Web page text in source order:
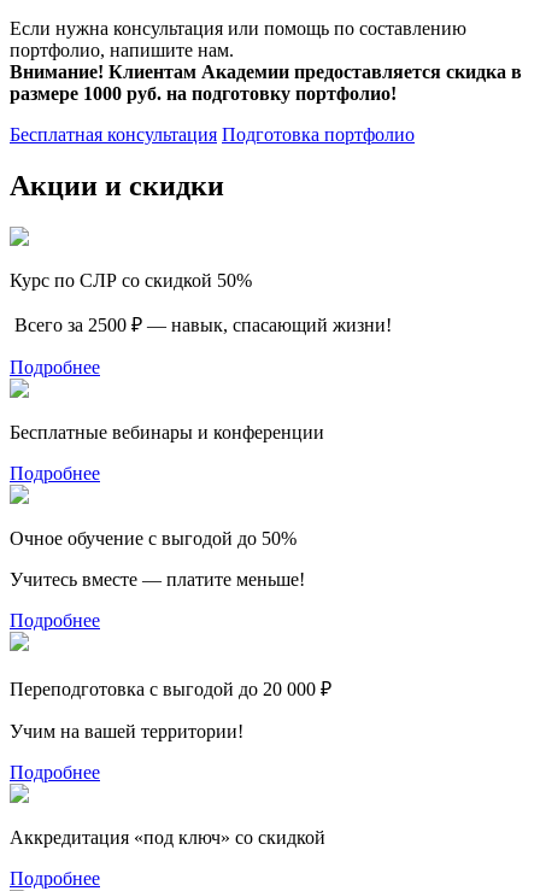
Если нужна консультация или помощь по составлению
портфолио, напишите нам.
Внимание! Клиентам Академии предоставляется скидка в
размере 1000 руб. на подготовку портфолио!
Бесплатная консультация Подготовка портфолио
Акции и скидки
Курс по СЛР со скидкой 50%
Всего за 2500 ₽ — навык, спасающий жизни!
Подробнее
Бесплатные вебинары и конференции
Подробнее
Очное обучение с выгодой до 50%
Учитесь вместе — платите меньше!
Подробнее
Переподготовка с выгодой до 20 000 ₽
Учим на вашей территории!
Подробнее
Аккредитация «под ключ» со скидкой
Подробнее